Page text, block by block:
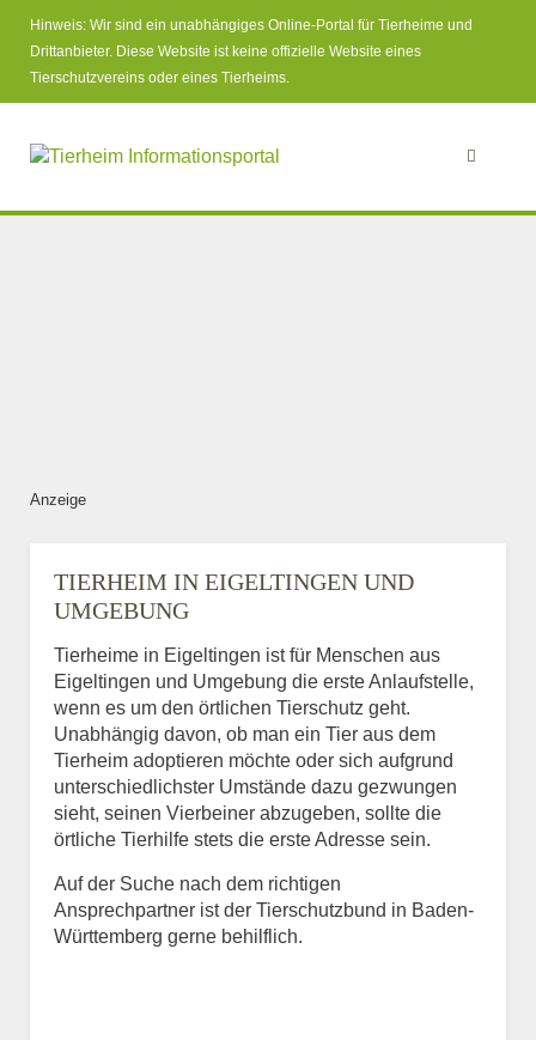
Hinweis: Wir sind ein unabhängiges Online-Portal für Tierheime und
Drittanbieter. Diese Website ist keine offizielle Website eines
Tierschutzvereins oder eines Tierheims.
Anzeige
TIERHEIM IN EIGELTINGEN UND
UMGEBUNG
Tierheime in Eigeltingen ist für Menschen aus
Eigeltingen und Umgebung die erste Anlaufstelle,
wenn es um den örtlichen Tierschutz geht.
Unabhängig davon, ob man ein Tier aus dem
Tierheim adoptieren möchte oder sich aufgrund
unterschiedlichster Umstände dazu gezwungen
sieht, seinen Vierbeiner abzugeben, sollte die
örtliche Tierhilfe stets die erste Adresse sein.
Auf der Suche nach dem richtigen
Ansprechpartner ist der Tierschutzbund in Baden-
Württemberg gerne behilflich.